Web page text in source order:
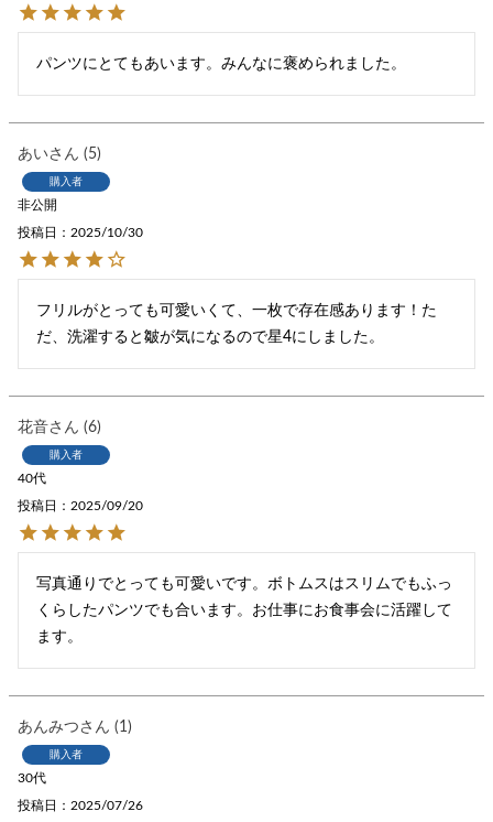
パンツにとてもあいます。みんなに褒められました。
あい 5
購入者
非公開
投稿日 2025/10/30
フリルがとっても可愛いくて、一枚で存在感あります！た
だ、洗濯すると皺が気になるので星4にしました。
花音 6
購入者
40代
投稿日 2025/09/20
写真通りでとっても可愛いです。ボトムスはスリムでもふっ
くらしたパンツでも合います。お仕事にお食事会に活躍して
ます。
あんみつ 1
購入者
30代
投稿日 2025/07/26